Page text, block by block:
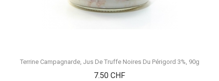
Terrine Campagnarde, Jus De Truffe Noires Du Périgord 3%, 90g
7.50 CHFPrix